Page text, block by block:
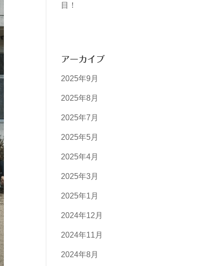
目！
アーカイブ
2025年9月
2025年8月
2025年7月
2025年5月
2025年4月
2025年3月
2025年1月
2024年12月
2024年11月
2024年8月